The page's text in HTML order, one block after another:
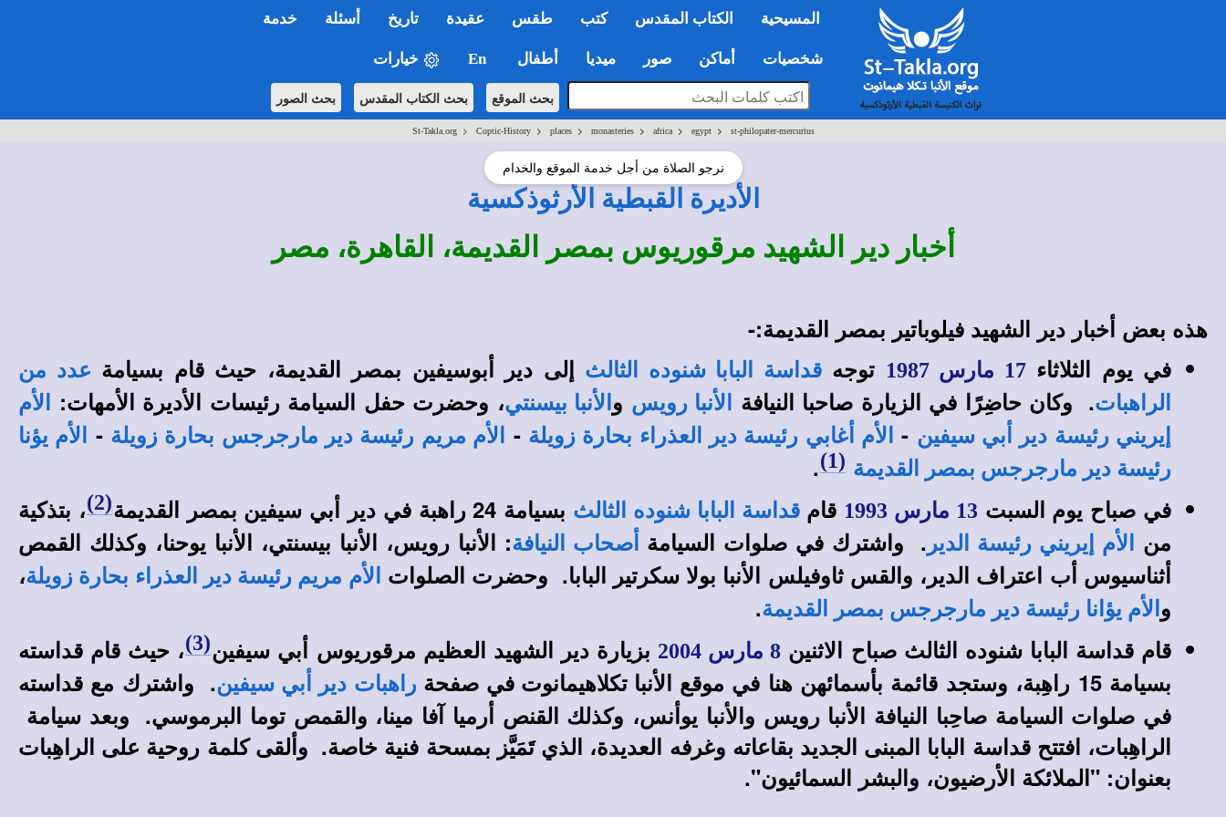
المسيحية الكتاب المقدس كتب طقس عقيدة تاريخ أسئلة خدمة
شخصيات أماكن صور ميديا أطفال En خيارات
بحث الموقع بحث الكتاب المقدس بحث الصور
St-Takla.org> Coptic-History> places> monasteries> africa> egypt> st-philopater-mercurius
نرجو الصلاة من أجل خدمة الموقع والخدام
الأديرة القبطية الأرثوذكسية
أخبار دير الشهيد مرقوريوس بمصر القديمة، القاهرة، مصر
هذه بعض أخبار دير الشهيد فيلوباتير بمصر القديمة:-
في يوم الثلاثاء17 مارس 1987 توجهقداسة البابا شنوده الثالث إلى دير أبوسيفين بمصر القديمة، حيث قام بسيامة عدد من
الراهبات. وكان حاضِرًا في الزيارة صاحبا النيافة الأنبا رويس و الأنبا بيسنتي، وحضرت حفل السيامة رئيسات الأديرة الأمهات:
الأم
إيريني رئيسة دير أبي سيفين - الأم أغابي رئيسة دير العذراء بحارة زويلة - الأم مريم رئيسة دير مارجرجس بحارة زويلة -
الأم يؤنا
رئيسة دير مارجرجس بمصر القديمة (1)
.
في صباح يوم السبت13 مارس 1993 قامقداسة البابا شنوده الثالث بسيامة 24 راهبة في دير أبي سيفين بمصر القديمة (2)
، بتذكية
من
الأم إيريني رئيسة الدير . واشترك في صلوات السيامة أصحاب النيافة: الأنبا رويس، الأنبا بيسنتي، الأنبا يوحنا، وكذلك القمص
أثناسيوس أب اعتراف الدير، والقس ثاوفيلس الأنبا بولا سكرتير البابا. وحضرت الصلوات
الأم مريم رئيسة دير العذراء بحارة زويلة،
و الأم يؤانا رئيسة دير مارجرجس بمصر القديمة.
قام قداسة البابا شنوده الثالث صباح الاثنين 8 مارس 2004 بزيارة دير الشهيد العظيم مرقوريوس أبي سيفين(3)
، حيث قام قداسته
بسيامة 15 راهِبة، وستجد قائمة بأسمائهن هنا في
موقع الأنبا تكلاهيمانوت في صفحةراهبات دير أبي سيفين. واشترك مع قداسته
في صلوات السيامة صاحِبا النيافة الأنبا رويس والأنبا يوأنس، وكذلك القنص أرميا آفا مينا، والقمص توما البرموسي. وبعد سيامة
الراهِبات، افتتح قداسة البابا المبنى الجديد بقاعاته وغرفه العديدة، الذي تَمَيَّز بمسحة فنية خاصة. وألقى كلمة روحية على الراهِبات
بعنوان: "الملائكة الأرضيون، والبشر السمائيون".